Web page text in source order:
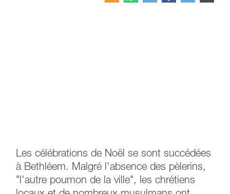
Les célébrations de Noël se sont succédées
à Bethléem. Malgré l'absence des pèlerins,
"l'autre poumon de la ville", les chrétiens